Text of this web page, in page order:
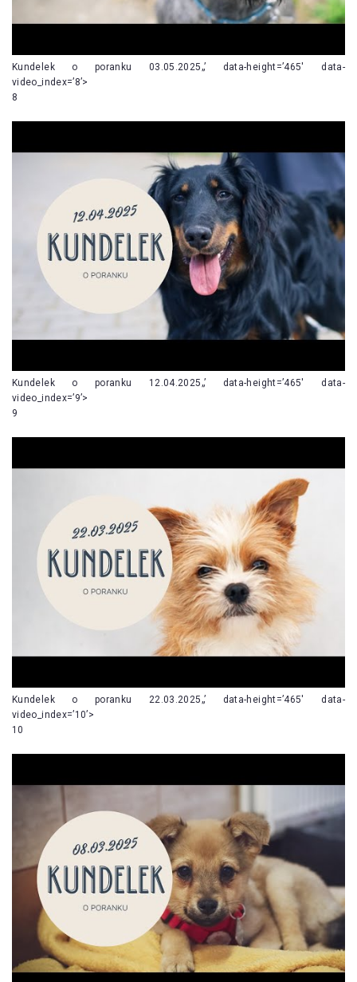
Kundelek o poranku 03.05.2025„’ data-height=’465′ data-
video_index=’8’>
8
Kundelek o poranku 12.04.2025„’ data-height=’465′ data-
video_index=’9’>
9
Kundelek o poranku 22.03.2025„’ data-height=’465′ data-
video_index=’10’>
10